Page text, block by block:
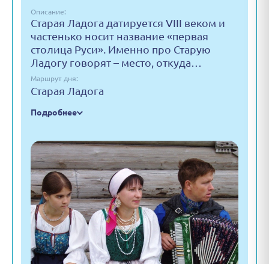
Описание:
Старая Ладога датируется VIII веком и
частенько носит название «первая
столица Руси». Именно про Старую
Ладогу говорят – место, откуда…
Маршрут дня:
Старая Ладога
Подробнее